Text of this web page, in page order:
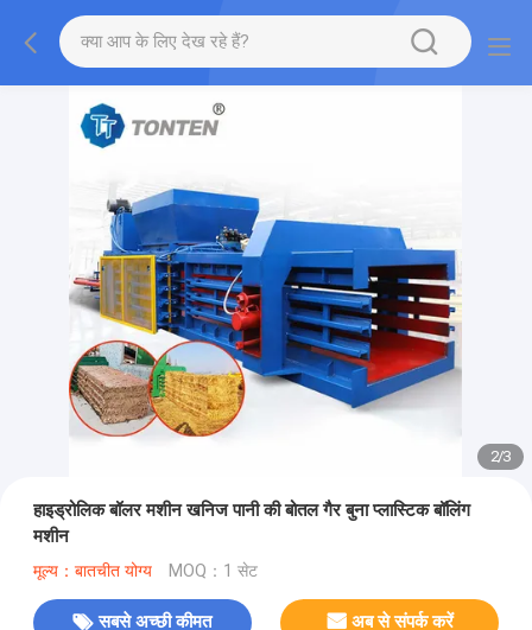
2/3
हाइड्रोलिक बॉलर मशीन खनिज पानी की बोतल गैर बुना प्लास्टिक बॉलिंग
मशीन
मूल्य：बातचीत योग्य MOQ：1 सेट
सबसे अच्छी कीमत अब से संपर्क करें